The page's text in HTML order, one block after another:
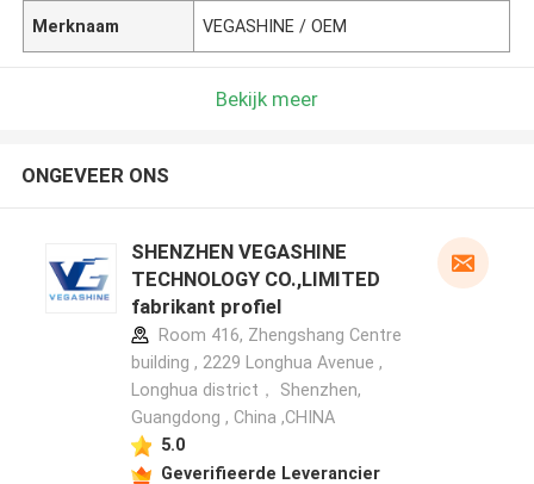
Merknaam VEGASHINE / OEM
Bekijk meer
ONGEVEER ONS
SHENZHEN VEGASHINE
TECHNOLOGY CO.,LIMITED
fabrikant profiel
Room 416, Zhengshang Centre
building , 2229 Longhua Avenue ,
Longhua district， Shenzhen,
Guangdong , China ,CHINA
5.0
Geverifieerde Leverancier